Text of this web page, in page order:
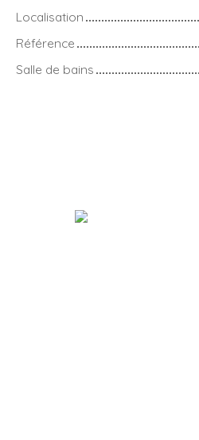
Localisation
Référence
Salle de bains